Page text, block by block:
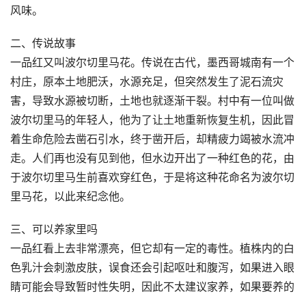
风味。
二、传说故事
一品红又叫波尔切里马花。传说在古代，墨西哥城南有一个
村庄，原本土地肥沃，水源充足，但突然发生了泥石流灾
害，导致水源被切断，土地也就逐渐干裂。村中有一位叫做
波尔切里马的年轻人，他为了让土地重新恢复生机，因此冒
着生命危险去凿石引水，终于凿开后，却精疲力竭被水流冲
走。人们再也没有见到他，但水边开出了一种红色的花，由
于波尔切里马生前喜欢穿红色，于是将这种花命名为波尔切
里马花，以此来纪念他。
三、可以养家里吗
一品红看上去非常漂亮，但它却有一定的毒性。植株内的白
色乳汁会刺激皮肤，误食还会引起呕吐和腹泻，如果进入眼
睛可能会导致暂时性失明，因此不太建议家养，如果要养的